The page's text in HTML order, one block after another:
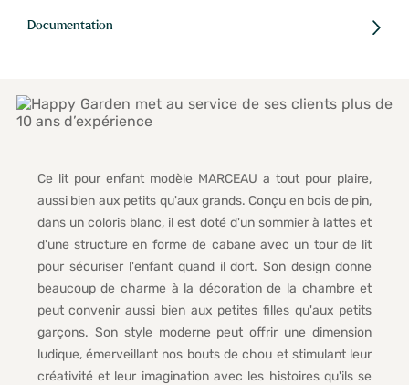
Documentation
Ce lit pour enfant modèle MARCEAU a tout pour plaire,
aussi bien aux petits qu'aux grands. Conçu en bois de pin,
dans un coloris blanc, il est doté d'un sommier à lattes et
d'une structure en forme de cabane avec un tour de lit
pour sécuriser l'enfant quand il dort. Son design donne
beaucoup de charme à la décoration de la chambre et
peut convenir aussi bien aux petites filles qu'aux petits
garçons. Son style moderne peut offrir une dimension
ludique, émerveillant nos bouts de chou et stimulant leur
créativité et leur imagination avec les histoires qu'ils se